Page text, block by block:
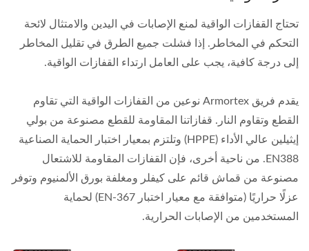
تحتاج القفازات الواقية لمنع الإصابات في اليدين والامتثال لائحة
التحكم في المخاطر. إذا فشلت جميع الطرق في تقليل المخاطر
إلى درجة كافية، يجب على العامل ارتداء القفازات الواقية.
يقدم فريق Armortex نوعين من القفازات الواقية التي تقاوم
القطع وتقاوم النار. قفازاتنا المقاومة للقطع مصنوعة من بولي
إيثيلين عالي الأداء (HPPE) وتلتزم بمعيار اختبار الحماية الصناعية
EN388. من ناحية أخرى، فإن القفازات المقاومة للاشتعال
مصنوعة من قماش قائم على كيفلر ومغلفة بورق الألمنيوم وتوفر
عزلًا حراريًا (متوافقة مع معيار اختبار EN-367) لحماية
المستخدمين من الإصابات الحرارية.